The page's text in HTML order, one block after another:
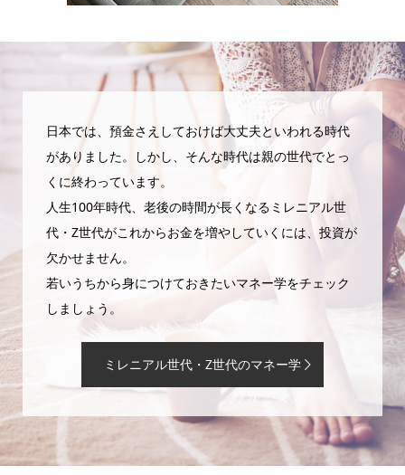
日本では、預金さえしておけば大丈夫といわれる時代
がありました。しかし、そんな時代は親の世代でとっ
くに終わっています。
人生100年時代、老後の時間が長くなるミレニアル世
代・Z世代がこれからお金を増やしていくには、投資が
欠かせません。
若いうちから身につけておきたいマネー学をチェック
しましょう。
ミレニアル世代・Z世代のマネー学